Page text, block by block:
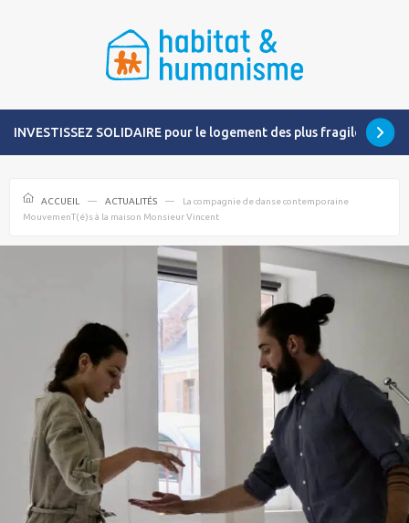
INVESTISSEZ SOLIDAIRE pour le logement des plus fragiles
ACCUEIL ACTUALITÉS
La compagnie de danse contemporaine
MouvemenT(é)s à la maison Monsieur Vincent